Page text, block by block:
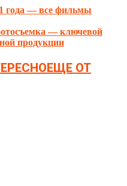
года — все фильмы
— ключевой
продукции
ЕЩЕ ОТ